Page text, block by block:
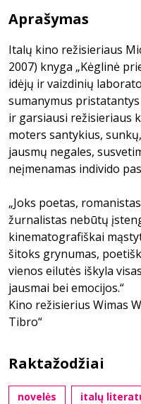
Aprašymas
Italų kino režisieriaus
2007) knyga „Kėglinė
idėjų ir vaizdinių
sumanymus
ir garsiausi režisieriaus
moters santykius,
jausmų negales,
neįmenamas individo
„Joks poetas,
žurnalistas nebūtų
kinematografiškai
šitoks grynumas,
vienos eilutės iškyla
jausmai bei emocijos.“
Kino režisierius Wimas
Tibro“
Raktažodžiai
novelės italų